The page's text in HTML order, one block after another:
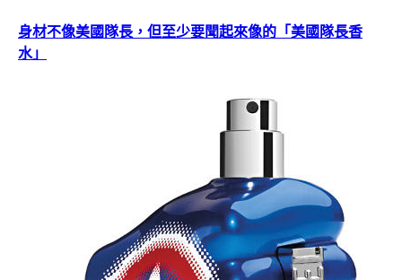
身材不像美國隊長，但至少要聞起來像的「美國隊長香
水」